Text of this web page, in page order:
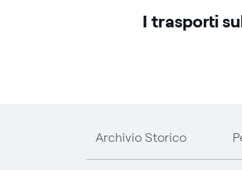
I trasporti
Archivio Storico